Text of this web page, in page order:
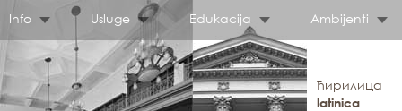
Info Usluge Edukacija Ambijenti
ћирилица
latinica